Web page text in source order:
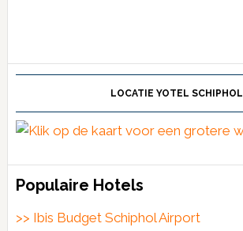
LOCATIE YOTEL SCHIPHOL
Populaire Hotels
>> Ibis Budget Schiphol Airport